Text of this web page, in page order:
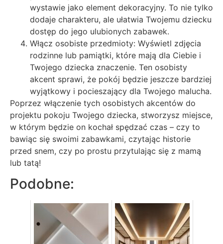
wystawie jako element dekoracyjny. To nie tylko
dodaje charakteru, ale ułatwia Twojemu dziecku
dostęp do jego ulubionych zabawek.
Włącz osobiste przedmioty: Wyświetl zdjęcia
rodzinne lub pamiątki, które mają dla Ciebie i
Twojego dziecka znaczenie. Ten osobisty
akcent sprawi, że pokój będzie jeszcze bardziej
wyjątkowy i pocieszający dla Twojego malucha.
Poprzez włączenie tych osobistych akcentów do
projektu pokoju Twojego dziecka, stworzysz miejsce,
w którym będzie on kochał spędzać czas – czy to
bawiąc się swoimi zabawkami, czytając historie
przed snem, czy po prostu przytulając się z mamą
lub tatą!
Podobne: